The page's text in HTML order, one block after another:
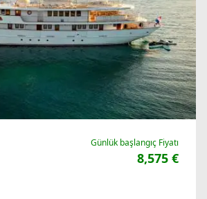
Günlük başlangıç Fiyatı
8,575 €